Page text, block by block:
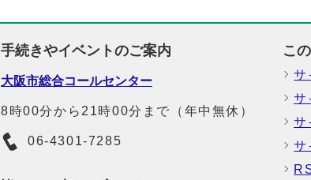
手続きやイベントのご案内
大阪市総合コールセンター
8時00分から21時00分まで（年中無休）
06-4301-7285
こ
サ
サ
サ
サ